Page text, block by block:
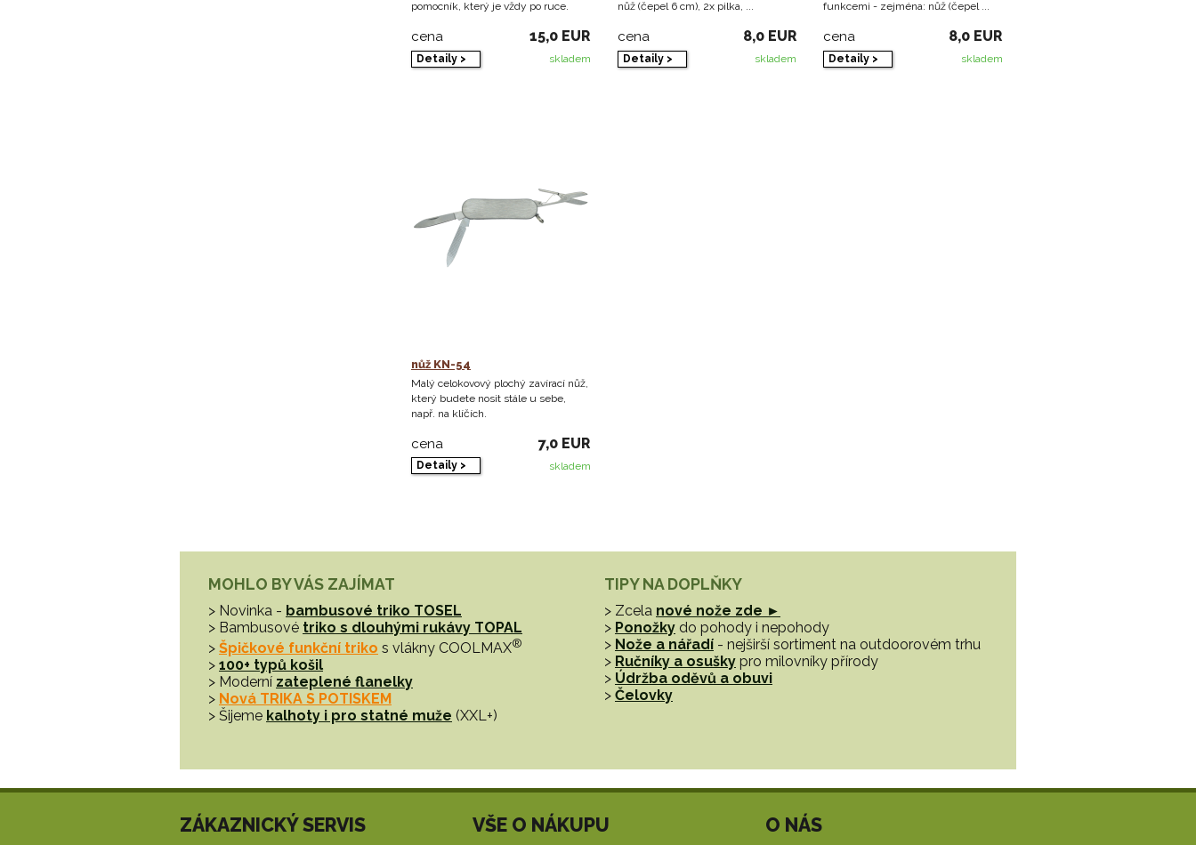
pomocník, který je vždy po ruce.
cena 15,0 EUR
Detaily > skladem
nůž (čepel 6 cm), 2x pilka, ...
cena 8,0 EUR
Detaily > skladem
funkcemi - zejména: nůž (čepel ...
cena 8,0 EUR
Detaily > skladem
nůž KN-54
Malý celokovový plochý zavírací nůž,
který budete nosit stále u sebe,
např. na klíčích.
cena 7,0 EUR
Detaily > skladem
MOHLO BY VÁS ZAJÍMAT
> Novinka - bambusové triko TOSEL
> Bambusové triko s dlouhými rukávy TOPAL
> Špičkové funkční triko s vlákny COOLMAX®
> 100+ typů košil
> Moderní zateplené flanelky
> Nová TRIKA S POTISKEM
> Šijeme kalhoty i pro statné muže (XXL+)
TIPY NA DOPLŇKY
> Zcela nové nože zde ►
> Ponožky do pohody i nepohody
> Nože a nářadí - nejširší sortiment na outdoorovém trhu
> Ručníky a osušky pro milovníky přírody
> Údržba oděvů a obuvi
> Čelovky
ZÁKAZNICKÝ SERVIS VŠE O NÁKUPU O NÁS